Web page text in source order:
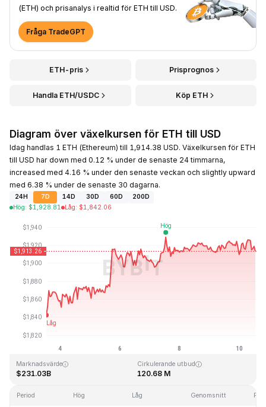
(ETH) och prisanalys i realtid för ETH till USD.
Fråga TradeGPT
ETH-pris Prisprognos
Handla ETH/USDC Köp ETH
Diagram över växelkursen för ETH till USD
Idag handlas 1 ETH (Ethereum) till 1,914.38 USD. Växelkursen för ETH
till USD har down med 0.12 % under de senaste 24 timmarna,
increased med 4.16 % under den senaste veckan och slightly upward
med 6.38 % under de senaste 30 dagarna.
24H 7D 14D 30D 60D
200D
Hög: $1,928.81 Låg: $1,842.06
Senast uppdaterad: 2026-08-10, 12:40 GMT+0
All Time High
Marknadsvärde
$231.03B
Cirkulerande utbud
120.68 M
Period Hög Låg Genomsnitt